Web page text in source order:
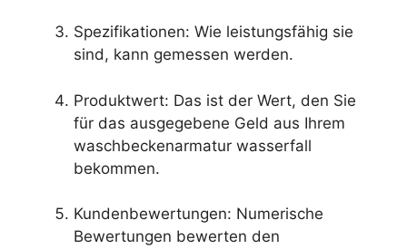
Spezifikationen: Wie leistungsfähig sie
sind, kann gemessen werden.
Produktwert: Das ist der Wert, den Sie
für das ausgegebene Geld aus Ihrem
waschbeckenarmatur wasserfall
bekommen.
Kundenbewertungen: Numerische
Bewertungen bewerten den